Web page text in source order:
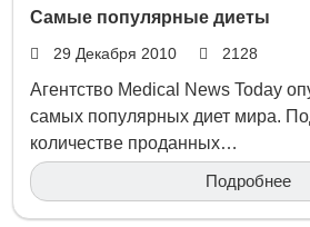
Самые популярные диеты
29 Декабря 2010 2128
Агентство Medical News Today
самых популярных диет мира.
количестве проданных…
Подробнее